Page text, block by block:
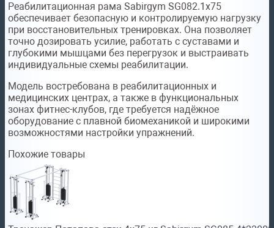
Реабилитационная рама Sabirgym SG082.1х75
обеспечивает безопасную и контролируемую нагрузку
при восстановительных тренировках. Она позволяет
точно дозировать усилие, работать с суставами и
глубокими мышцами без перегрузок и выстраивать
индивидуальные схемы реабилитации.
Модель востребована в реабилитационных и
медицинских центрах, а также в функциональных
зонах фитнес-клубов, где требуется надёжное
оборудование с плавной биомеханикой и широкими
возможностями настройки упражнений.
Похожие товары